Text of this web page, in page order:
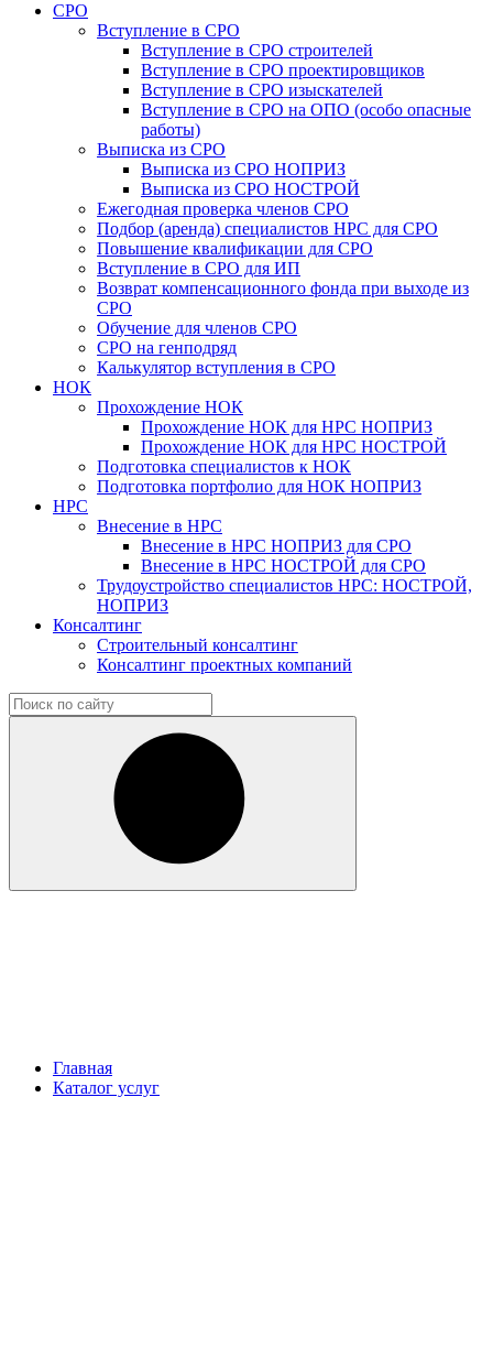
СРО
Вступление в СРО
Вступление в СРО строителей
Вступление в СРО проектировщиков
Вступление в СРО изыскателей
Вступление в СРО на ОПО (особо опасные
работы)
Выписка из СРО
Выписка из СРО НОПРИЗ
Выписка из СРО НОСТРОЙ
Ежегодная проверка членов СРО
Подбор (аренда) специалистов НРС для СРО
Повышение квалификации для СРО
Вступление в СРО для ИП
Возврат компенсационного фонда при выходе из
СРО
Обучение для членов СРО
СРО на генподряд
Калькулятор вступления в СРО
НОК
Прохождение НОК
Прохождение НОК для НРС НОПРИЗ
Прохождение НОК для НРС НОСТРОЙ
Подготовка специалистов к НОК
Подготовка портфолио для НОК НОПРИЗ
НРС
Внесение в НРС
Внесение в НРС НОПРИЗ для СРО
Внесение в НРС НОСТРОЙ для СРО
Трудоустройство специалистов НРС: НОСТРОЙ,
НОПРИЗ
Консалтинг
Строительный консалтинг
Консалтинг проектных компаний
Главная
Каталог услуг